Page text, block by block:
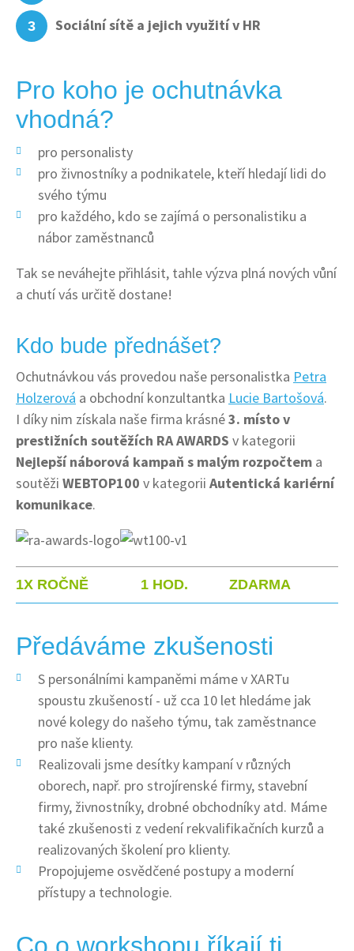
Sociální sítě a jejich využití v HR
Pro koho je ochutnávka
vhodná?
pro personalisty
pro živnostníky a podnikatele, kteří hledají lidi do
svého týmu
pro každého, kdo se zajímá o personalistiku a
nábor zaměstnanců
Tak se neváhejte přihlásit, tahle výzva plná nových vůní
a chutí vás určitě dostane!
Kdo bude přednášet?
Ochutnávkou vás provedou naše personalistka Petra
Holzerová a obchodní konzultantka Lucie Bartošová.
I díky nim získala naše firma krásné3. místo v
prestižních soutěžích RA AWARDS v kategorii
Nejlepší náborová kampaň s malým rozpočtem a
soutěži WEBTOP100 v kategorii Autentická kariérní
komunikace.
1X ROČNĚ 1 HOD. ZDARMA
Předáváme zkušenosti
S personálními kampaněmi máme v XARTu
spoustu zkušeností - už cca 10 let hledáme jak
nové kolegy do našeho týmu, tak zaměstnance
pro naše klienty.
Realizovali jsme desítky kampaní v různých
oborech, např. pro strojírenské firmy, stavební
firmy, živnostníky, drobné obchodníky atd. Máme
také zkušenosti z vedení rekvalifikačních kurzů a
realizovaných školení pro klienty.
Propojujeme osvědčené postupy a moderní
přístupy a technologie.
Co o workshopu říkají ti,